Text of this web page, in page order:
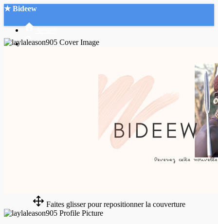
★ Bideew
Faites glisser pour repositionner la couverture